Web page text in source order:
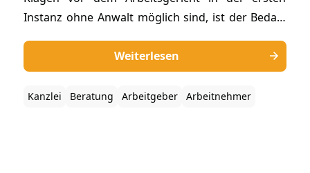
Instanz ohne Anwalt möglich sind, ist der Bedarf
häufig nicht ohne. Warum? Und was macht der
Anwalt eigentlich hinter den Kulissen nach der
Mandatierung? Wir öffnen den Vorhang und
Weiterlesen
Kanzlei Beratung Arbeitgeber Arbeitnehmer